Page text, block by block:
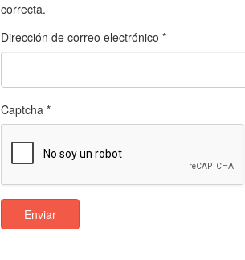
correcta.
Dirección de correo electrónico *
Captcha *
Enviar